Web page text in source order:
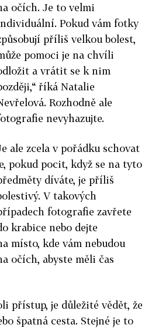
očích. Je to velmi
Pokud vám fotky
příliš velkou bolest,
pomoci je na chvíli
a vrátit se k nim
říká Natalie
Rozhodně ale
nevyhazujte.
ale zcela v pořádku schovat
pokud pocit, když se na tyto
díváte, je příliš
V takových
fotografie zavřete
krabice nebo dejte
místo, kde vám nebudou
očích, abyste měli čas
přístup, je důležité vědět, že
špatná cesta. Stejné je to